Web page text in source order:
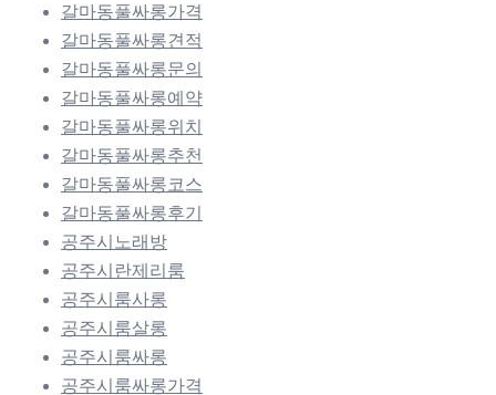
갈마동풀싸롱가격
갈마동풀싸롱견적
갈마동풀싸롱문의
갈마동풀싸롱예약
갈마동풀싸롱위치
갈마동풀싸롱추천
갈마동풀싸롱코스
갈마동풀싸롱후기
공주시노래방
공주시란제리룸
공주시룸사롱
공주시룸살롱
공주시룸싸롱
공주시룸싸롱가격